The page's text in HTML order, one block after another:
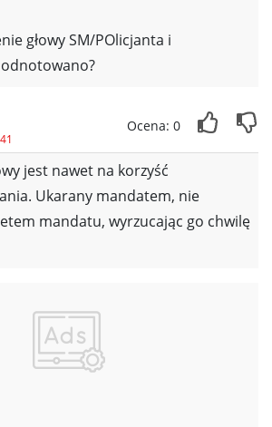
głowy SM/POlicjanta i
Ocena: 0
jest nawet na korzyść
Ukarany mandatem, nie
mandatu, wyrzucając go chwilę